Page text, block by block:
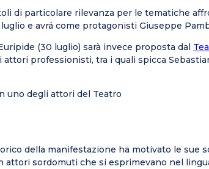
di particolare rilevanza per le tematiche
luglio e avrá come protagonisti Giuseppe
(30 luglio) sarà invece proposta dal
professionisti, tra i quali spicca
uno degli attori del Teatro
della manifestazione ha motivato le sue
sordomuti che si esprimevano nel